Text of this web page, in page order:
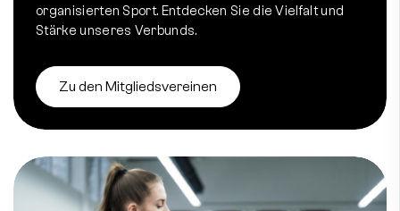
organisierten Sport. Entdecken Sie die Vielfalt und
Stärke unseres Verbunds.
Zu den Mitgliedsvereinen